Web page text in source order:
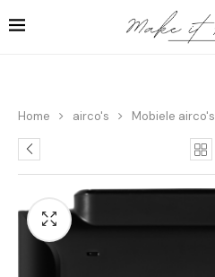
Home airco's Mobiele airco's